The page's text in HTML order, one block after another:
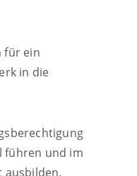
für ein
in die
führen und im
ausbilden.